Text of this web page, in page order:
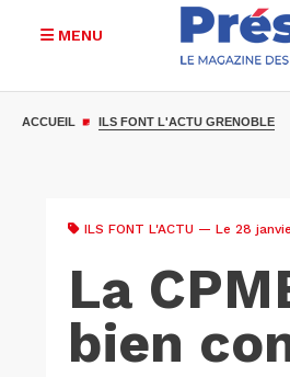
MENU
ACCUEIL ILS FONT L'ACTU GRENOBLE
ILS FONT L'ACTU — Le 28
La
bien